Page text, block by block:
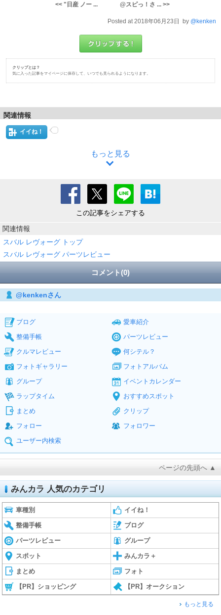
<< "日産 ノー ... @スピっ！さ ... >>
Posted at 2018年06月23日 by @kenken
クリップとは？
気に入った記事をマイページに保存して、いつでも見られるようになります。
関連情報
イイね！
もっと見る
この記事をシェアする
関連情報
スバル レヴォーグ トップ
スバル レヴォーグ パーツレビュー
コメント(0)
@kenkenさん
ブログ
愛車紹介
整備手帳
パーツレビュー
クルマレビュー
何シテル？
フォトギャラリー
フォトアルバム
グループ
イベントカレンダー
ラップタイム
おすすめスポット
まとめ
クリップ
フォロー
フォロワー
ユーザー内検索
ページの先頭へ ▲
みんカラ 人気のカテゴリ
車種別 イイね！
整備手帳 ブログ
パーツレビュー グループ
スポット みんカラ＋
まとめ フォト
【PR】ショッピング 【PR】オークション
もっと見る